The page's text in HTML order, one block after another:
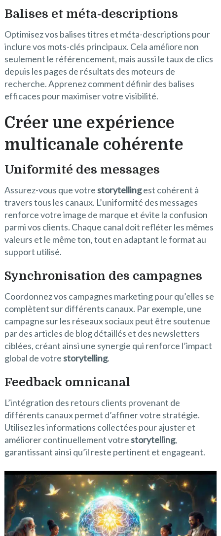
Balises et méta-descriptions
Optimisez vos balises titres et méta-descriptions pour
inclure vos mots-clés principaux. Cela améliore non
seulement le référencement, mais aussi le taux de clics
depuis les pages de résultats des moteurs de
recherche. Apprenez comment définir des balises
efficaces pour maximiser votre visibilité.
Créer une expérience
multicanale cohérente
Uniformité des messages
Assurez-vous que votrestorytellingest cohérent à
travers tous les canaux. L’uniformité des messages
renforce votre image de marque et évite la confusion
parmi vos clients. Chaque canal doit refléter les mêmes
valeurs et le même ton, tout en adaptant le format au
support utilisé.
Synchronisation des campagnes
Coordonnez vos campagnes marketing pour qu’elles se
complètent sur différents canaux. Par exemple, une
campagne sur les réseaux sociaux peut être soutenue
par des articles de blog détaillés et des newsletters
ciblées, créant ainsi une synergie qui renforce l’impact
global de votrestorytelling.
Feedback omnicanal
L’intégration des retours clients provenant de
différents canaux permet d’affiner votre stratégie.
Utilisez les informations collectées pour ajuster et
améliorer continuellement votrestorytelling,
garantissant ainsi qu’il reste pertinent et engageant.